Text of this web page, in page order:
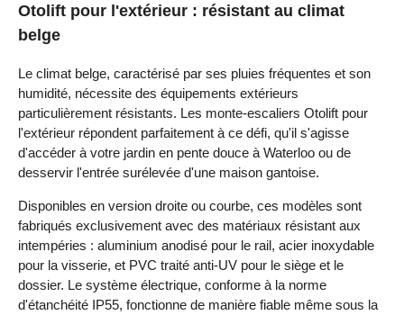
Otolift pour l'extérieur : résistant au climat
belge
Le climat belge, caractérisé par ses pluies fréquentes et son
humidité, nécessite des équipements extérieurs
particulièrement résistants. Les monte-escaliers Otolift pour
l'extérieur répondent parfaitement à ce défi, qu'il s'agisse
d'accéder à votre jardin en pente douce à Waterloo ou de
desservir l'entrée surélevée d'une maison gantoise.
Disponibles en version droite ou courbe, ces modèles sont
fabriqués exclusivement avec des matériaux résistant aux
intempéries : aluminium anodisé pour le rail, acier inoxydable
pour la visserie, et PVC traité anti-UV pour le siège et le
dossier. Le système électrique, conforme à la norme
d'étanchéité IP55, fonctionne de manière fiable même sous la